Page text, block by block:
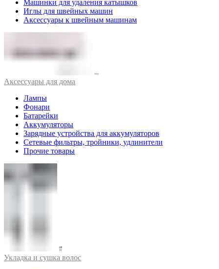
Машинки для удаления катышков
Иглы для швейных машин
Аксессуары к швейным машинам
Аксессуары для дома
Лампы
Фонари
Батарейки
Аккумуляторы
Зарядные устройства для аккумуляторов
Сетевые фильтры, тройники, удлинители
Прочие товары
Укладка и сушка волос